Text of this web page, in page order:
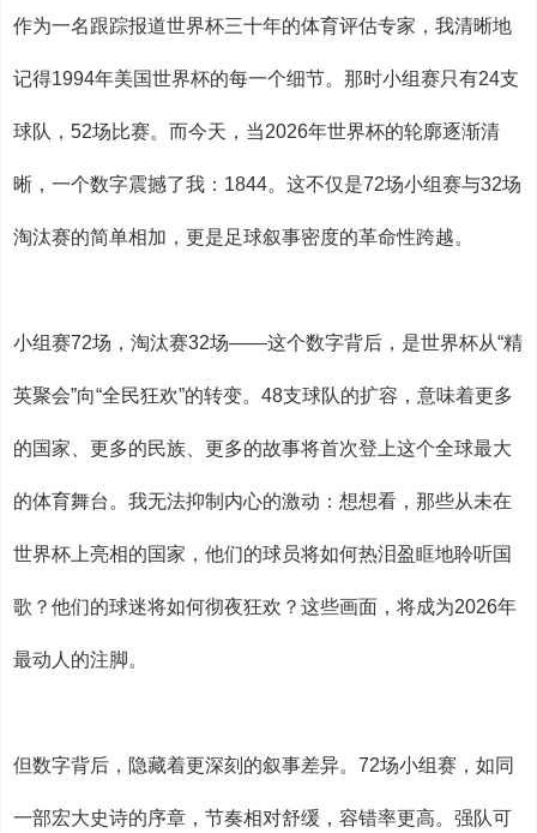
作为一名跟踪报道世界杯三十年的体育评估专家，我清晰地
记得1994年美国世界杯的每一个细节。那时小组赛只有24支
球队，52场比赛。而今天，当2026年世界杯的轮廓逐渐清
晰，一个数字震撼了我：1844。这不仅是72场小组赛与32场
淘汰赛的简单相加，更是足球叙事密度的革命性跨越。
小组赛72场，淘汰赛32场——这个数字背后，是世界杯从“精
英聚会”向“全民狂欢”的转变。48支球队的扩容，意味着更多
的国家、更多的民族、更多的故事将首次登上这个全球最大
的体育舞台。我无法抑制内心的激动：想想看，那些从未在
世界杯上亮相的国家，他们的球员将如何热泪盈眶地聆听国
歌？他们的球迷将如何彻夜狂欢？这些画面，将成为2026年
最动人的注脚。
但数字背后，隐藏着更深刻的叙事差异。72场小组赛，如同
一部宏大史诗的序章，节奏相对舒缓，容错率更高。强队可